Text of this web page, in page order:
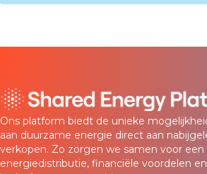
Ons platform biedt de unieke
aan duurzame energie direct aan
verkopen. Zo zorgen we samen voor
energiedistributie, financiële voordelen